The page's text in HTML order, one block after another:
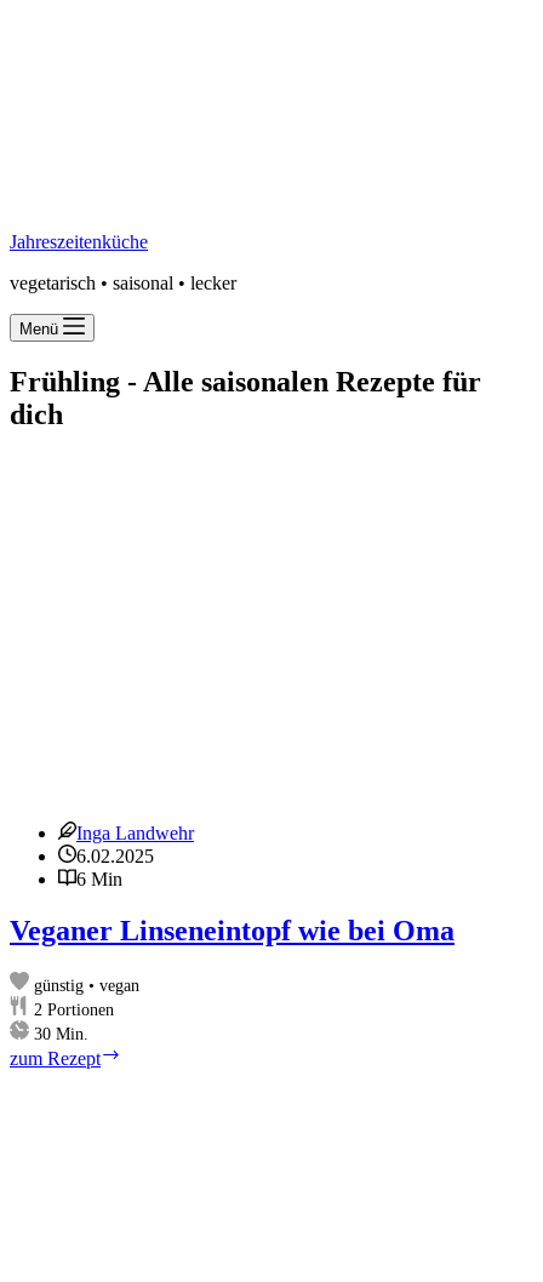
Jahreszeitenküche
vegetarisch • saisonal • lecker
Menü
Frühling - Alle saisonalen Rezepte für
dich
Inga Landwehr
6.02.2025
6 Min
Veganer Linseneintopf wie bei Oma
günstig • vegan
2 Portionen
30Minuten
Min.
zum Rezept